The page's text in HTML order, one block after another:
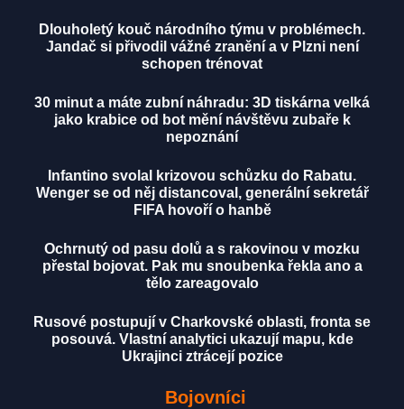
Dlouholetý kouč národního týmu v problémech.
Jandač si přivodil vážné zranění a v Plzni není
schopen trénovat
30 minut a máte zubní náhradu: 3D tiskárna velká
jako krabice od bot mění návštěvu zubaře k
nepoznání
Infantino svolal krizovou schůzku do Rabatu.
Wenger se od něj distancoval, generální sekretář
FIFA hovoří o hanbě
Ochrnutý od pasu dolů a s rakovinou v mozku
přestal bojovat. Pak mu snoubenka řekla ano a
tělo zareagovalo
Rusové postupují v Charkovské oblasti, fronta se
posouvá. Vlastní analytici ukazují mapu, kde
Ukrajinci ztrácejí pozice
Bojovníci